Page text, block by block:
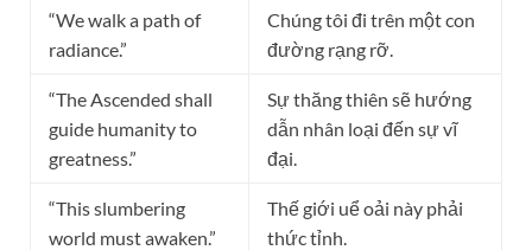
“We walk a path of
radiance.”
Chúng tôi đi trên một con
đường rạng rỡ.
“The Ascended shall
guide humanity to
greatness.”
Sự thăng thiên sẽ hướng
dẫn nhân loại đến sự vĩ
đại.
“This slumbering
world must awaken.”
Thế giới uể oải này phải
thức tỉnh.